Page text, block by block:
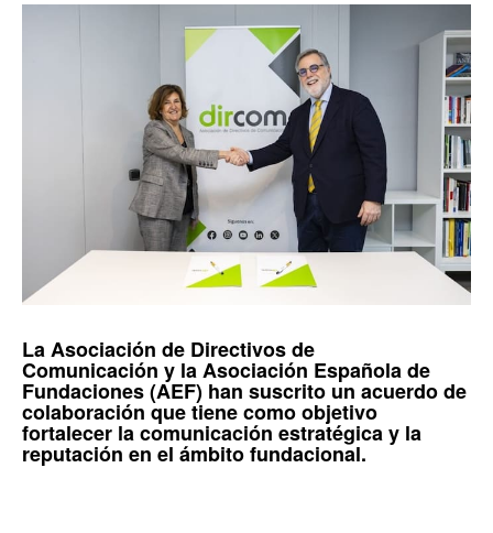
LaAsociación de Directivos de
Comunicación y laAsociación Española de
Fundaciones (AEF) han suscrito un acuerdo de
colaboración que tiene como objetivo
fortalecer la comunicación estratégica y la
reputación en el ámbito fundacional.